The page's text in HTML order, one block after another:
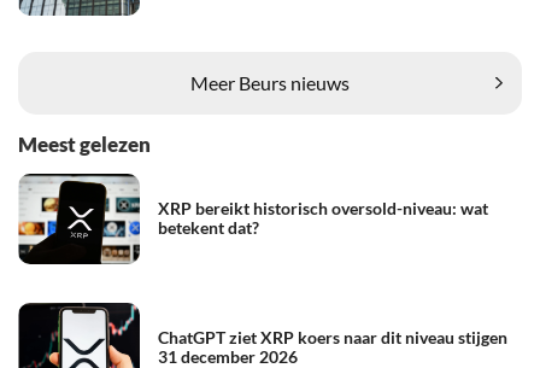
Meer Beurs nieuws
Meest gelezen
XRP bereikt historisch oversold-niveau: wat
betekent dat?
ChatGPT ziet XRP koers naar dit niveau stijgen
31 december 2026